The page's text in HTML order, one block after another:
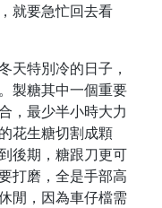
就要急忙回去看
天特別冷的日子，
製糖其中一個重要
，最少半小時大力
花生糖切割成顆
後期，糖跟刀更可
打磨，全是手部高
閒，因為車仔檔需